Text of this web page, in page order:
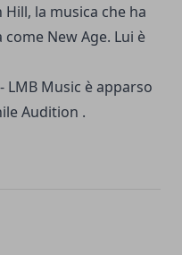
la musica che ha
New Age. Lui è
LMB Music èapparso
Audition .